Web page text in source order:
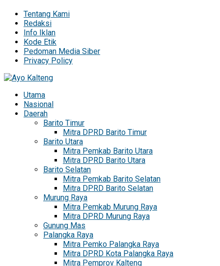
Tentang Kami
Redaksi
Info Iklan
Kode Etik
Pedoman Media Siber
Privacy Policy
Utama
Nasional
Daerah
Barito Timur
Mitra DPRD Barito Timur
Barito Utara
Mitra Pemkab Barito Utara
Mitra DPRD Barito Utara
Barito Selatan
Mitra Pemkab Barito Selatan
Mitra DPRD Barito Selatan
Murung Raya
Mitra Pemkab Murung Raya
Mitra DPRD Murung Raya
Gunung Mas
Palangka Raya
Mitra Pemko Palangka Raya
Mitra DPRD Kota Palangka Raya
Mitra Pemprov Kalteng